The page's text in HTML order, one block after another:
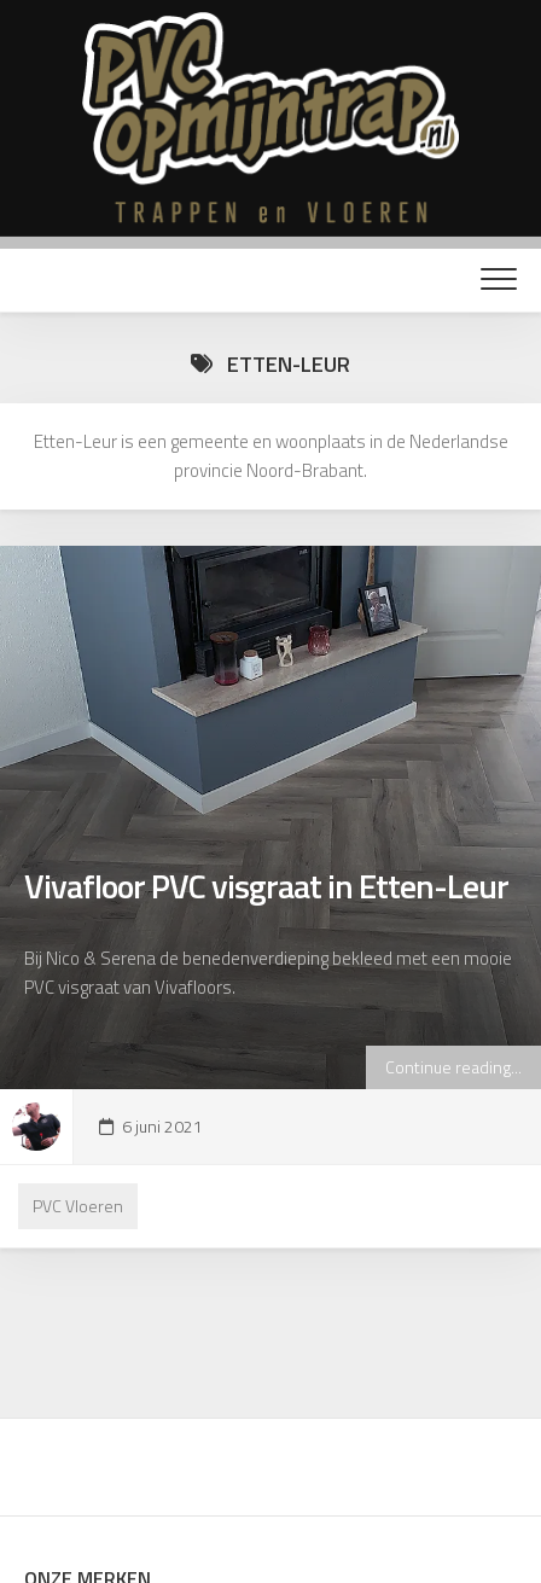
ETTEN-LEUR
Etten-Leur is een gemeente en woonplaats in de Nederlandse
provincie Noord-Brabant.
Vivafloor PVC visgraat in Etten-Leur
Bij Nico & Serena de benedenverdieping bekleed met een mooie
PVC visgraat van Vivafloors.
Continue reading...
6 juni 2021
PVC Vloeren